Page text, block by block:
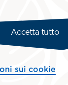
Accetta tutto
sui cookie